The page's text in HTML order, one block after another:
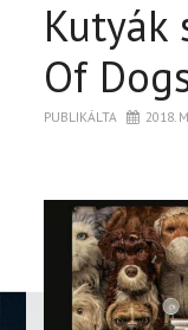
Kutyák
Of
PUBLIKÁLTA 2018.